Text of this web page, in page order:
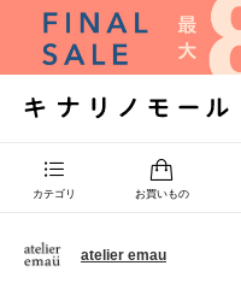
カテゴリ お買いもの
atelier emau